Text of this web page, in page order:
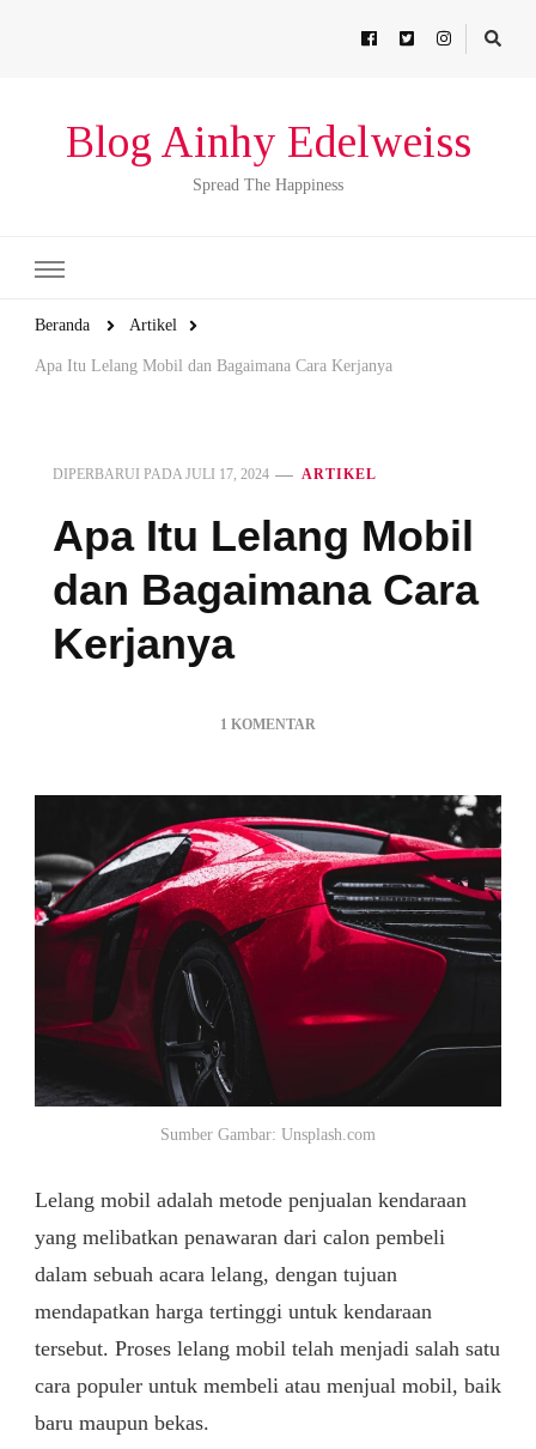
Blog Ainhy Edelweiss
Spread The Happiness
Beranda Artikel
Apa Itu Lelang Mobil dan Bagaimana Cara Kerjanya
DIPERBARUI PADA JULI 17, 2024 ARTIKEL
Apa Itu Lelang Mobil
dan Bagaimana Cara
Kerjanya
1 KOMENTAR
LELANG
MOBIL
DAN
BAGAIMANA
CARA
KERJANYA
Sumber Gambar: Unsplash.com
Lelang mobil adalah metode penjualan kendaraan
yang melibatkan penawaran dari calon pembeli
dalam sebuah acara lelang, dengan tujuan
mendapatkan harga tertinggi untuk kendaraan
tersebut. Proses lelang mobil telah menjadi salah satu
cara populer untuk membeli atau menjual mobil, baik
baru maupun bekas.